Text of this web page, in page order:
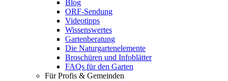
Blog
ORF-Sendung
Videotipps
Wissenswertes
Gartenberatung
Die Naturgartenelemente
Broschüren und Infoblätter
FAQs für den Garten
Für Profis & Gemeinden